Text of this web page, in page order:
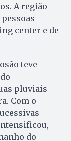
A região
center e de
teve
pluviais
Com o
do